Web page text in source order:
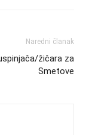
Naredni članak
žičara za
Smetove